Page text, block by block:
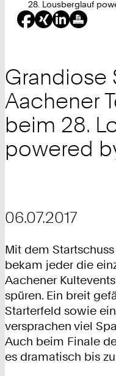
sind
hier:
28. Lousberglauf
Grandiose
Aachener
beim 28.
powered
06.07.2017
Mit dem
bekam jeder die
Aachener
spüren. Ein breit
Starterfeld sowie
versprachen viel
Auch beim Finale
es dramatisch bis